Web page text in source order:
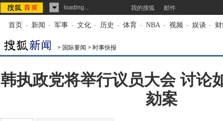
loading... 我的搜狐 邮件
首页 - 新闻 - 军事 - 文化 - 历史 - 体育 - NBA - 视频 - 娱谈 -
> 国际要闻 > 时事快报
韩执政党将举行议员大会 讨论
劾案